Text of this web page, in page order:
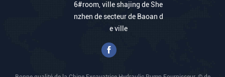
6#room, ville shajing de She
nzhen de secteur de Baoan d
e ville